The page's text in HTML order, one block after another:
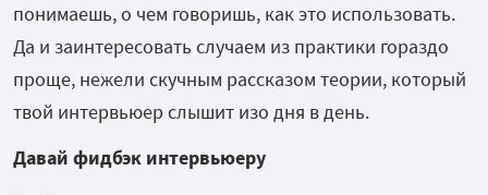
понимаешь, о чем говоришь, как это использовать.
Да и заинтересовать случаем из практики гораздо
проще, нежели скучным рассказом теории, который
твой интервьюер слышит изо дня в день.
Давай фидбэк интервьюеру